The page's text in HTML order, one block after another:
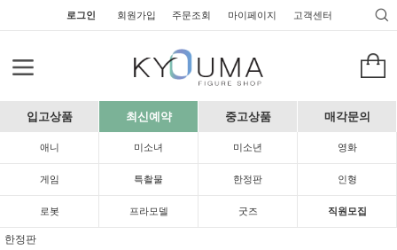
로그인 회원가입 주문조회 마이페이지 고객센터
입고상품 최신예약 중고상품 매각문의
애니 미소녀 미소년 영화
게임 특촬물 한정판 인형
로봇 프라모델 굿즈 직원모집
한정판